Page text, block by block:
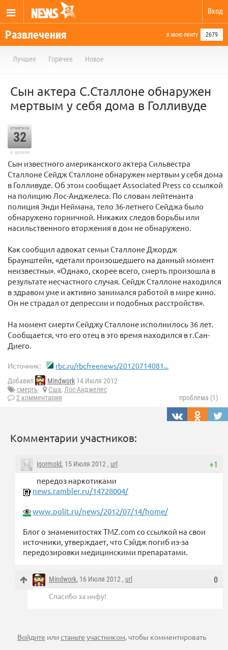
Вход
Развлечения в мою ленту 2679
Лучшее Горячее Новое
Сын актера С.Сталлоне обнаружен
мертвым у себя дома в Голливуде
отметили
32
в архиве
Сын известного американского актера Сильвестра
Сталлоне Сейдж Сталлоне обнаружен мертвым у себя дома
в Голливуде. Об этом сообщает Associated Press cо ссылкой
на полицию Лос-Анджелеса. По словам лейтенанта
полиция Энди Неймана, тело 36-летнего Сейджа было
обнаружено горничной. Никаких следов борьбы или
насильственного вторжения в дом не обнаружено.
Как сообщил адвокат семьи Сталлоне Джордж
Браунштейн, «детали произошедшего на данный момент
неизвестны». «Однако, скорее всего, смерть произошла в
результате несчастного случая. Сейдж Сталлоне находился
в здравом уме и активно занимался работой в мире кино.
Он не страдал от депрессии и подобных расстройств».
На момент смерти Сейджу Сталлоне исполнилось 36 лет.
Сообщается, что его отец в это время находился в г.Сан-
Диего.
Источник: rbc.ru/rbcfreenews/20120714081...
Добавил Mindwork 14 Июля 2012
смерть
Сша, Лос-Анджелес
2 комментария
проблема (1)
Комментарии участников:
+1
igormold, 15 Июля 2012 , url
передоз наркотиками
news.rambler.ru/14728004/
www.polit.ru/news/2012/07/14/home/
Блог о знаменитостях TMZ.com со ссылкой на свои
источники, утверждает, что Сэйдж погиб из-за
передозировки медицинскими препаратами.
0
Mindwork, 16 Июля 2012 , url
Спасибо за инфу!
Войдите илистаньте участником, чтобы комментировать